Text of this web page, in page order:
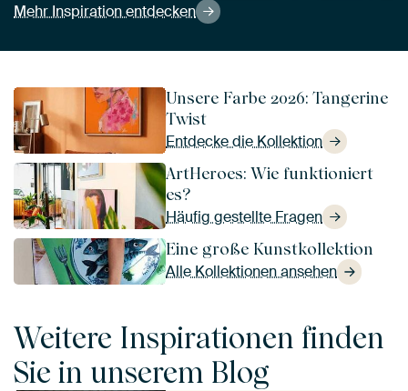
Mehr Inspiration entdecken
Unsere Farbe 2026: Tangerine
Twist
Entdecke die Kollektion
ArtHeroes: Wie funktioniert
es?
Häufig gestellte Fragen
Eine große Kunstkollektion
Alle Kollektionen ansehen
Weitere Inspirationen finden
Sie in unserem Blog